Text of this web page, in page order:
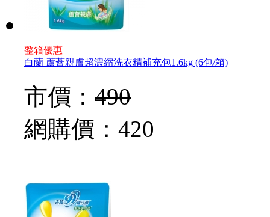
整箱優惠
白蘭 蘆薈親膚超濃縮洗衣精補充包1.6kg (6包/箱)
市價： 490
網購價： 420